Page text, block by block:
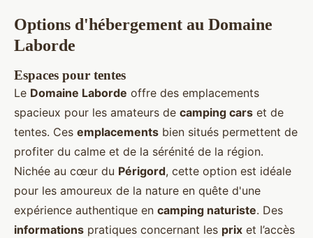
Options d'hébergement au Domaine
Laborde
Espaces pour tentes
Le Domaine Laborde offre des emplacements
spacieux pour les amateurs de camping cars et de
tentes. Ces emplacements bien situés permettent de
profiter du calme et de la sérénité de la région.
Nichée au cœur du Périgord, cette option est idéale
pour les amoureux de la nature en quête d'une
expérience authentique en camping naturiste. Des
informations pratiques concernant les prix et l’accès